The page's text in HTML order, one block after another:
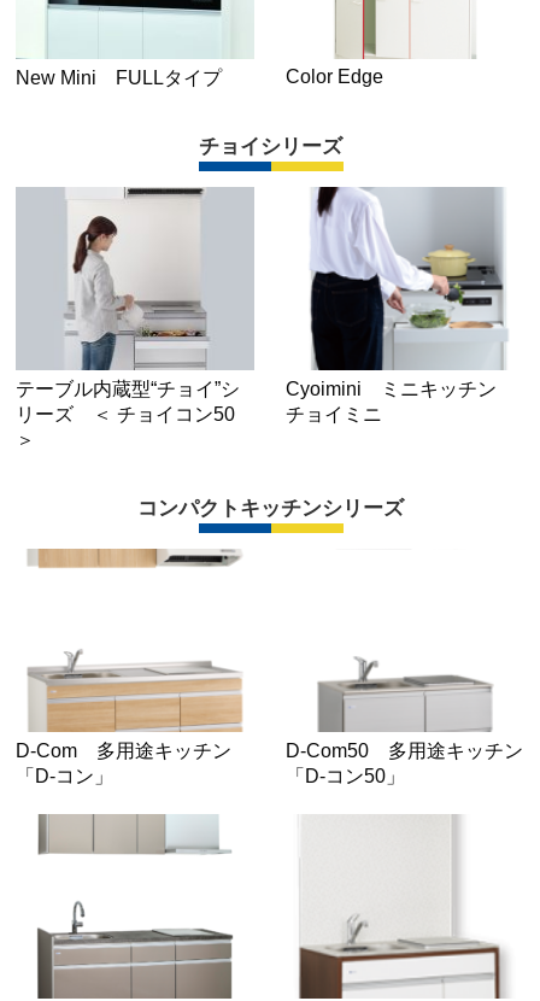
New Mini FULLタイプ Color Edge
チョイシリーズ
テーブル内蔵型“チョイ”シ
リーズ ＜ チョイコン50
＞
Cyoimini ミニキッチン
チョイミニ
コンパクトキッチンシリーズ
D-Com 多用途キッチン
「D-コン」
D-Com50 多用途キッチン
「D-コン50」